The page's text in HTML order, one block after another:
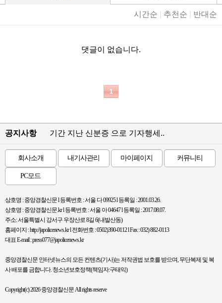
시간순 추천순 반대순
댓글이 없습니다.
1
공지사항 기간 지난 신분증 으로 기자행세..
회사소개 내기사관리 마이페이지 커뮤니티
PC모드
상호명 : 중앙경찰신문 l 등록번호 : 서울 다 09925 l 등록일 : 2001.03.26.
상호명 : 중앙경찰신문.kr l 등록번호 : 서울 아 04647 l 등록일 : 2017.08.07.
주소: 서울특별시 강서구 우장산로 8길 6(내발산동)
홈페이지 : http://japolicenews.kr l 전화번호 : 0502)390-0112 l Fax : 032) 882-0113
대표 E-mail : press077@japolicenews.kr
중앙경찰신문 인터넷뉴스의 모든 컨텐츠(기사)는 저작권법 보호를 받으며, 무단복제 및 복
사 배포를 금합니다. 청소년보호정책(책임자:구태익)
Copyright(c) 2026 중앙경찰신문 All rights reserve